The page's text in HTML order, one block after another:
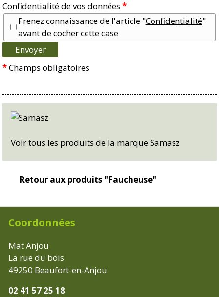
Confidentialité de vos données *
Prenez connaissance de l'article "Confidentialité"
avant de cocher cette case
*Champs obligatoires
Voir tous les produits de la marque Samasz
Retour aux produits "Faucheuse"
Coordonnées
Mat Anjou
La rue du bois
49250 Beaufort-en-Anjou
02 41 57 25 18